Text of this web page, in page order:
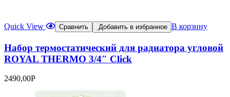
Quick View Сравнить Добавить в избранное В корзину
Набор термостатический для радиатора угловой
ROYAL THERMO 3/4″ Click
2490,00Р